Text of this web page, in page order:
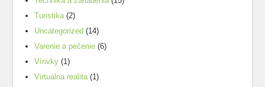
Turistika(2)
Uncategorized (14)
Varenie a pečenie (6)
Vírivky (1)
Virtuálna realita(1)